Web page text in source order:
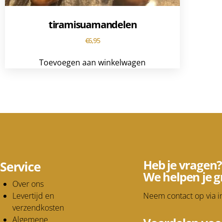
tiramisuamandelen
€6,95
Toevoegen aan winkelwagen
Service
Over ons
Levertijd en
verzendkosten
Algemene
Heb je vragen?
We helpen je
Neem contact op via